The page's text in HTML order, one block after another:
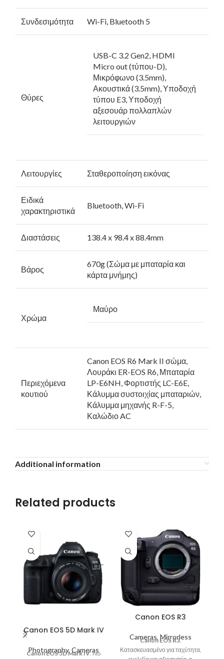
Συνδεσιμότητα Wi-Fi, Bluetooth 5
Θύρες
USB-C 3.2 Gen2, HDMI
Micro out (τύπου-D),
Μικρόφωνο (3.5mm),
Ακουστικά (3.5mm), Υποδοχή
τύπου E3, Υποδοχή
αξεσουάρ πολλαπλών
λειτουργιών
Λειτουργίες Σταθεροποίηση εικόνας
Ειδικά
χαρακτηριστικά
Bluetooth, Wi-Fi
Διαστάσεις 138.4 x 98.4 x 88.4mm
Βάρος
670g (Σώμα με μπαταρία και
κάρτα μνήμης)
Χρώμα
Μαύρο
Περιεχόμενα
κουτιού
Canon EOS R6 Mark II σώμα,
Λουράκι ER-EOS R6, Μπαταρία
LP-E6NH, Φορτιστής LC-E6E,
Κάλυμμα συστοιχίας μπαταριών,
Κάλυμμα μηχανής R-F-5,
Καλώδιο AC
Additional information
Related products
Canon EOS 5D Mark IV
Photography, Cameras
Canon EOS 5D Mark IV. No
Canon EOS R3
Cameras, Mirrorless
Canon EOS R3.
Κατασκευασμένο για ταχύτητα,